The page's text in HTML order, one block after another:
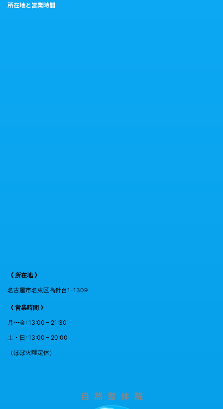
所在地と営業時間
《 所在地 》
名古屋市名東区高針台1-1309
《 営業時間 》
月〜金: 13:00 – 21:30
土・日: 13:00 – 20:00
（ほぼ火曜定休）